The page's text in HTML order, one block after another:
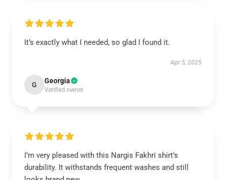
It’s exactly what I needed, so glad I found it.
Apr 5, 2025
G Georgia
Verified owner
I’m very pleased with this Nargis Fakhri shirt’s
durability. It withstands frequent washes and still